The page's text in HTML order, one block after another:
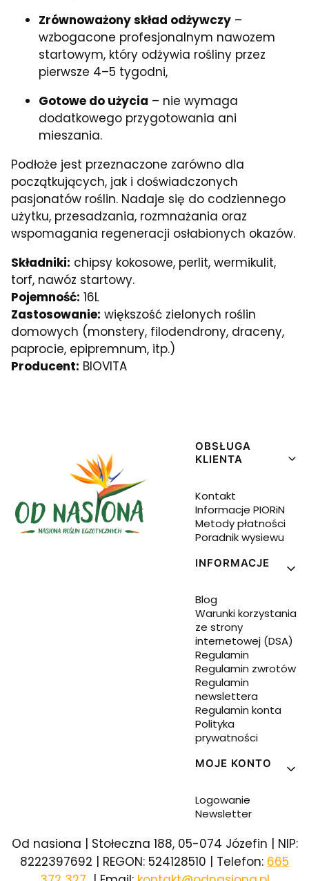
Zrównoważony skład odżywczy –
wzbogacone profesjonalnym nawozem
startowym, który odżywia rośliny przez
pierwsze 4–5 tygodni,
Gotowe do użycia – nie wymaga
dodatkowego przygotowania ani
mieszania.
Podłoże jest przeznaczone zarówno dla
początkujących, jak i doświadczonych
pasjonatów roślin. Nadaje się do codziennego
użytku, przesadzania, rozmnażania oraz
wspomagania regeneracji osłabionych okazów.
Składniki: chipsy kokosowe, perlit, wermikulit,
torf, nawóz startowy.
Pojemność: 16L
Zastosowanie: większość zielonych roślin
domowych (monstery, filodendrony, draceny,
paprocie, epipremnum, itp.)
Producent: BIOVITA
Linki w stopce
OBSŁUGA
KLIENTA
Kontakt
Informacje PIORiN
Metody płatności
Poradnik wysiewu
INFORMACJE
Blog
Warunki korzystania
ze strony
internetowej (DSA)
Regulamin
Regulamin zwrotów
Regulamin
newslettera
Regulamin konta
Polityka
prywatności
MOJE KONTO
Logowanie
Newsletter
Od nasiona | Stołeczna 188, 05-074 Józefin | NIP:
8222397692 | REGON: 524128510 | Telefon: 665